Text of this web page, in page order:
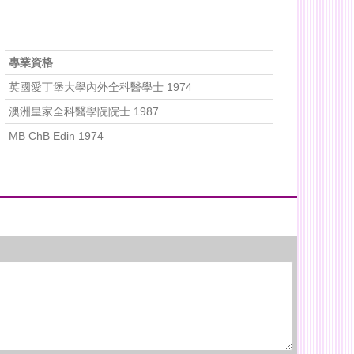
專業資格
英國愛丁堡大學內外全科醫學士 1974
澳洲皇家全科醫學院院士 1987
MB ChB Edin 1974